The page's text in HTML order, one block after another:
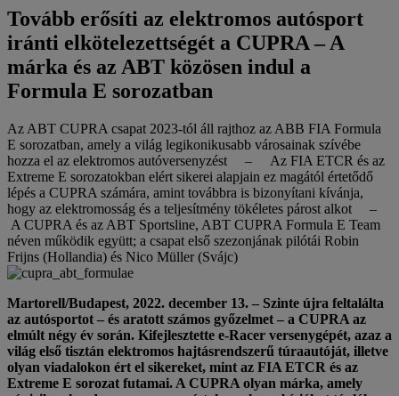
Tovább erősíti az elektromos autósport
iránti elkötelezettségét a CUPRA – A
márka és az ABT közösen indul a
Formula E sorozatban
Az ABT CUPRA csapat 2023-tól áll rajthoz az ABB FIA Formula
E sorozatban, amely a világ legikonikusabb városainak szívébe
hozza el az elektromos autóversenyzést – Az FIA ETCR és az
Extreme E sorozatokban elért sikerei alapjain ez magától értetődő
lépés a CUPRA számára, amint továbbra is bizonyítani kívánja,
hogy az elektromosság és a teljesítmény tökéletes párost alkot –
A CUPRA és az ABT Sportsline, ABT CUPRA Formula E Team
néven működik együtt; a csapat első szezonjának pilótái Robin
Frijns (Hollandia) és Nico Müller (Svájc)
Martorell/Budapest, 2022. december 13. – Szinte újra feltalálta
az autósportot – és aratott számos győzelmet – a CUPRA az
elmúlt négy év során. Kifejlesztette e-Racer versenygépét, azaz a
világ első tisztán elektromos hajtásrendszerű túraautóját, illetve
olyan viadalokon ért el sikereket, mint az FIA ETCR és az
Extreme E sorozat futamai. A CUPRA olyan márka, amely